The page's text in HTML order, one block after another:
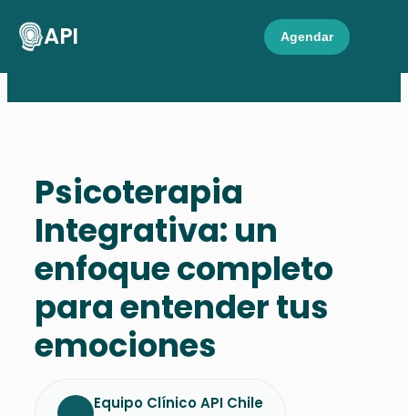
API Agendar
Psicoterapia
Integrativa: un
enfoque completo
para entender tus
emociones
Equipo Clínico API Chile